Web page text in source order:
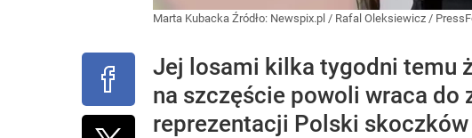
Marta Kubacka Źródło: Newspix.pl / Rafal Oleksiewicz /
Jej losami kilka tygodni temu
na szczęście powoli wraca
reprezentacji Polski